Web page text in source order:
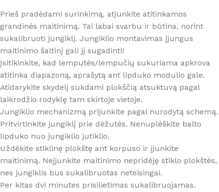
Prieš pradėdami surinkimą, atjunkite atitinkamos
grandinės maitinimą. Tai labai svarbu ir būtina, norint
sukalibruoti jungiklį. Jungiklio montavimas įjungus
maitinimo šaltinį gali jį sugadinti!
Įsitikinkite, kad lemputės/lempučių sukuriama apkrova
atitinka diapazoną, aprašytą ant lipduko modulio gale.
Atidarykite skydelį sukdami plokščią atsuktuvą pagal
laikrodžio rodyklę tam skirtoje vietoje.
Jungiklio mechanizmą prijunkite pagal nurodytą schemą.
Pritvirtinkite jungiklį prie dėžutės. Nenuplėškite balto
lipduko nuo jungiklio jutiklio.
Uždėkite stiklinę plokštę ant korpuso ir įjunkite
maitinimą. Neįjunkite maitinimo nepridėję stiklo plokštės,
nes jungiklis bus sukalibruotas neteisingai.
Per kitas dvi minutes prisilietimas sukalibruojamas.